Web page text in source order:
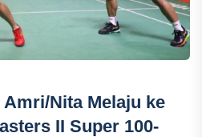
Nita Melaju ke
II Super 100-